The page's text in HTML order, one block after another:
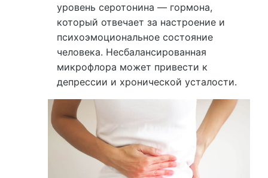
уровень серотонина — гормона,
который отвечает за настроение и
психоэмоциональное состояние
человека. Несбалансированная
микрофлора может привести к
депрессии и хронической усталости.